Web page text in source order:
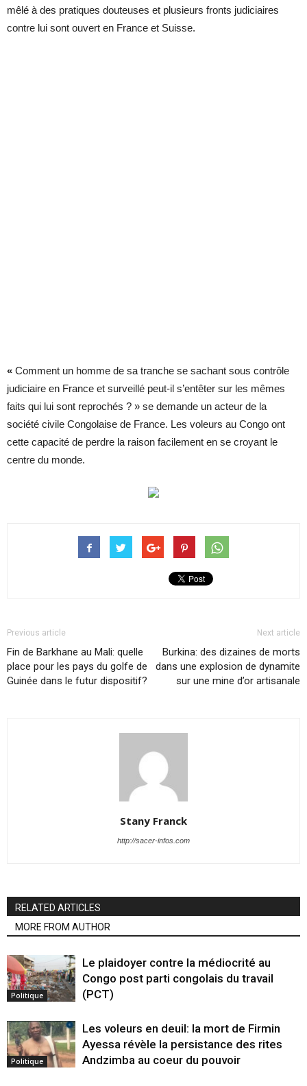
mêlé à des pratiques douteuses et plusieurs fronts judiciaires
contre lui sont ouvert en France et Suisse.
« Comment un homme de sa tranche se sachant sous contrôle
judiciaire en France et surveillé peut-il s’entêter sur les mêmes
faits qui lui sont reprochés ? » se demande un acteur de la
société civile Congolaise de France. Les voleurs au Congo ont
cette capacité de perdre la raison facilement en se croyant le
centre du monde.
Previous article
Fin de Barkhane au Mali: quelle
place pour les pays du golfe de
Guinée dans le futur dispositif?
Next article
Burkina: des dizaines de morts
dans une explosion de dynamite
sur une mine d’or artisanale
Stany Franck
http://sacer-infos.com
RELATED ARTICLES
MORE FROM AUTHOR
Politique
Le plaidoyer contre la médiocrité au
Congo post parti congolais du travail
(PCT)
Politique
Les voleurs en deuil: la mort de Firmin
Ayessa révèle la persistance des rites
Andzimba au coeur du pouvoir